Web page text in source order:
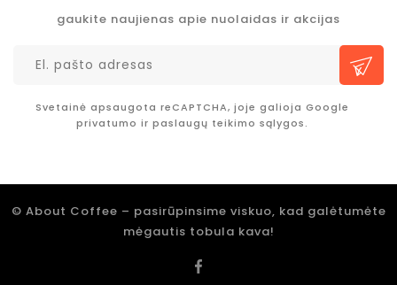
gaukite naujienas apie nuolaidas ir akcijas
Svetainė apsaugota reCAPTCHA, joje galioja Google
privatumo ir paslaugų teikimo sąlygos.
© About Coffee – pasirūpinsime viskuo, kad galėtumėte
mėgautis tobula kava!